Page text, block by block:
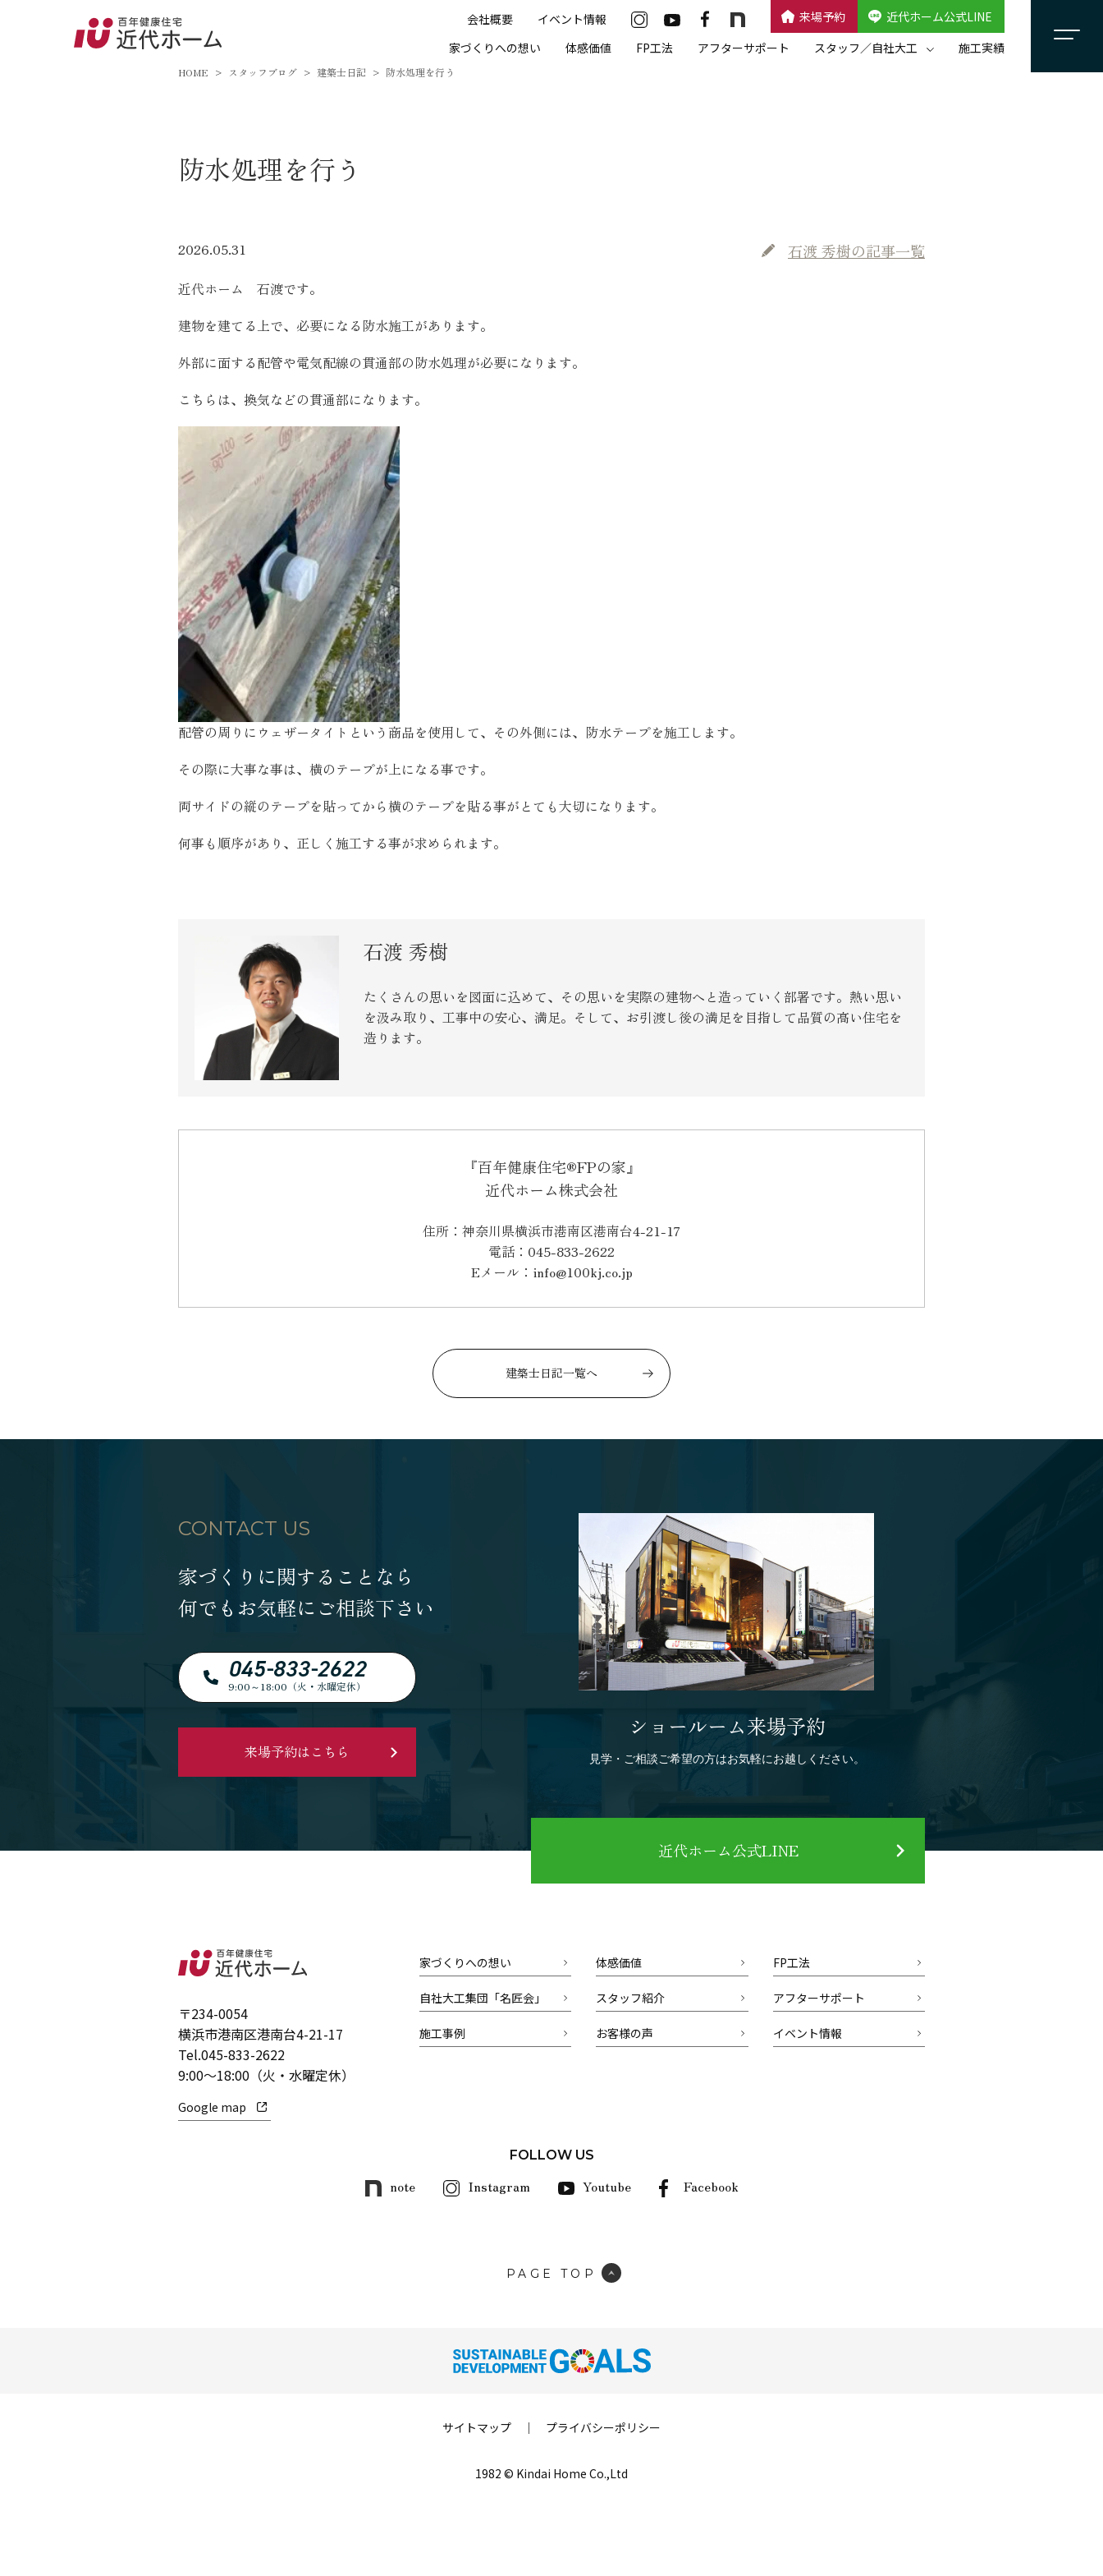
会社概要 イベント情報 来場予約
近代ホーム公式LINE
家づくりへの想い
体感価値 FP工法 アフターサポート スタッフ／自社大工 施工実績
近代ホーム公式LINE
CLOSE×
家づくりへの想い
住宅イベント情報
近代ホームについて
スタッフ紹介
自社大工集団「名匠会」
ホームオーナー様が集う会『100TOMO』
スタッフブログ
よくある質問
HOME スタッフブログ 建築士日記 防水処理を行う
防水処理を行う
2026.05.31 石渡 秀樹の記事一覧
近代ホーム 石渡です。
建物を建てる上で、必要になる防水施工があります。
外部に面する配管や電気配線の貫通部の防水処理が必要になります。
こちらは、換気などの貫通部になります。
配管の周りにウェザータイトという商品を使用して、その外側には、防水テープを施工します。
その際に大事な事は、横のテープが上になる事です。
両サイドの縦のテープを貼ってから横のテープを貼る事がとても大切になります。
何事も順序があり、正しく施工する事が求められます。
石渡 秀樹
たくさんの思いを図面に込めて、その思いを実際の建物へと造っていく部署です。熱い思い
を汲み取り、工事中の安心、満足。そして、お引渡し後の満足を目指して品質の高い住宅を
造ります。
『百年健康住宅®FPの家』
近代ホーム株式会社
住所：神奈川県横浜市港南区港南台4-21-17
電話：045-833-2622
Eメール：info@100kj.co.jp
建築士日記一覧へ
CONTACT US
家づくりに関することなら
何でもお気軽にご相談下さい
045-833-2622
9:00～18:00（火・水曜定休）
来場予約はこちら
ショールーム来場予約
見学・ご相談ご希望の方はお気軽にお越しください。
近代ホーム公式LINE
〒234-0054
横浜市港南区港南台4-21-17
Tel.045-833-2622
9:00～18:00（火・水曜定休）
Google map
家づくりへの想い 体感価値 FP工法
自社大工集団「名匠会」 スタッフ紹介 アフターサポート
施工事例 お客様の声 イベント情報
FOLLOW US
note Instagram Youtube Facebook
PAGE TOP
サイトマップ ｜ プライバシーポリシー
1982 © Kindai Home Co.,Ltd